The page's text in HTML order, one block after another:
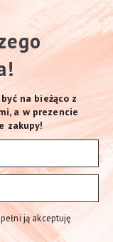
na bieżąco z
a w prezencie
zakupy!
ją akceptuję